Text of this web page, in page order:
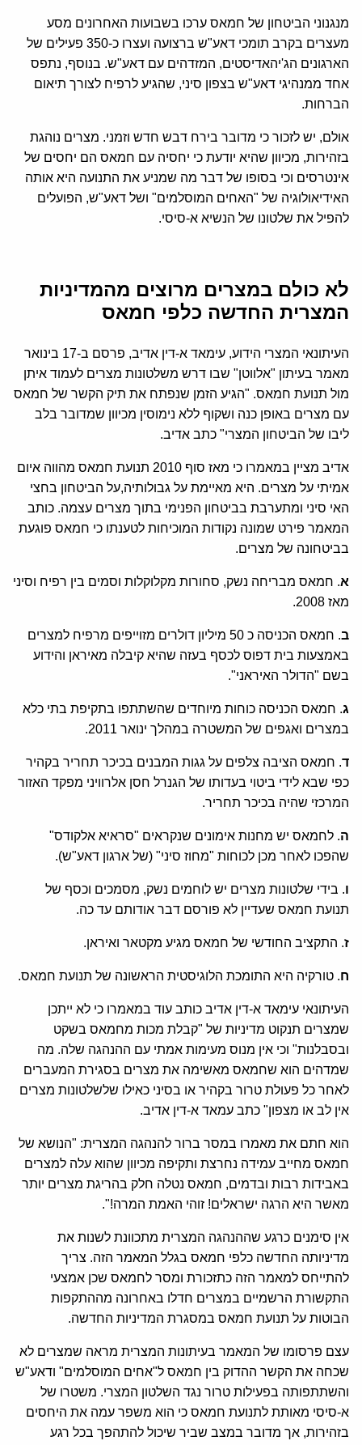
מנגנוני הביטחון של חמאס ערכו בשבועות האחרונים מסע
מעצרים בקרב תומכי דאע"ש ברצועה ועצרו כ-350 פעילים של
הארגונים הג'יהאדיסטים, המזדהים עם דאע"ש. בנוסף, נתפס
אחד ממנהיגי דאע"ש בצפון סיני, שהגיע לרפיח לצורך תיאום
הברחות.
אולם, יש לזכור כי מדובר בירח דבש חדש וזמני. מצרים נוהגת
בזהירות, מכיוון שהיא יודעת כי יחסיה עם חמאס הם יחסים של
אינטרסים וכי בסופו של דבר מה שמניע את התנועה היא אותה
האידיאולוגיה של "האחים המוסלמים" ושל דאע"ש, הפועלים
להפיל את שלטונו של הנשיא א-סיסי.
לא כולם במצרים מרוצים מהמדיניות
המצרית החדשה כלפי חמאס
העיתונאי המצרי הידוע, עימאד א-דין אדיב, פרסם ב-17 בינואר
מאמר בעיתון "אלווטן" שבו דרש משלטונות מצרים לעמוד איתן
מול תנועת חמאס. "הגיע הזמן שנפתח את תיק הקשר של חמאס
עם מצרים באופן כנה ושקוף ללא נימוסין מכיוון שמדובר בלב
ליבו של הביטחון המצרי" כתב אדיב.
אדיב מציין במאמרו כי מאז סוף 2010 תנועת חמאס מהווה איום
אמיתי על מצרים. היא מאיימת על גבולותיה,על הביטחון בחצי
האי סיני ומתערבת בביטחון הפנימי בתוך מצרים עצמה. כותב
המאמר פירט שמונה נקודות המוכיחות לטענתו כי חמאס פוגעת
בביטחונה של מצרים.
א. חמאס מבריחה נשק, סחורות מקלוקלות וסמים בין רפיח וסיני
מאז 2008.
ב
. חמאס הכניסה כ 50 מיליון דולרים מזוייפים מרפיח למצרים
באמצעות בית דפוס לכסף בעזה שהיא קיבלה מאיראן והידוע
בשם "הדולר האיראני".
ג. חמאס הכניסה כוחות מיוחדים שהשתתפו בתקיפת בתי כלא
במצרים ואגפים של המשטרה במהלך ינואר 2011.
ד. חמאס הציבה צלפים על גגות המבנים בכיכר תחריר בקהיר
כפי שבא לידי ביטוי בעדותו של הגנרל חסן אלרוויני מפקד האזור
המרכזי שהיה בכיכר תחריר.
ה. לחמאס יש מחנות אימונים שנקראים "סראיא אלקודס"
שהפכו לאחר מכן לכוחות "מחוז סיני" (של ארגון דאע"ש).
ו. בידי שלטונות מצרים יש לוחמים נשק, מסמכים וכסף של
תנועת חמאס שעדיין לא פורסם דבר אודותם עד כה.
ז. התקציב החודשי של חמאס מגיע מקטאר ואיראן.
ח. טורקיה היא התומכת הלוגיסטית הראשונה של תנועת חמאס.
העיתונאי עימאד א-דין אדיב כותב עוד במאמרו כי לא ייתכן
שמצרים תנקוט מדיניות של "קבלת מכות מחמאס בשקט
ובסבלנות" וכי אין מנוס מעימות אמתי עם ההנהגה שלה. מה
שמדהים הוא שחמאס מאשימה את מצרים בסגירת המעברים
לאחר כל פעולת טרור בקהיר או בסיני כאילו שלשלטונות מצרים
אין לב או מצפון" כתב עמאד א-דין אדיב.
הוא חתם את מאמרו במסר ברור להנהגה המצרית: "הנושא של
חמאס מחייב עמידה נחרצת ותקיפה מכיוון שהוא עלה למצרים
באבידות רבות ובדמים, חמאס נטלה חלק בהריגת מצרים יותר
מאשר היא הרגה ישראלים! זוהי האמת המרה!".
אין סימנים כרגע שההנהגה המצרית מתכוונת לשנות את
מדיניותה החדשה כלפי חמאס בגלל המאמר הזה. צריך
להתייחס למאמר הזה כתזכורת ומסר לחמאס שכן אמצעי
התקשורת הרשמיים במצרים חדלו באחרונה מההתקפות
הבוטות על תנועת חמאס במסגרת המדיניות החדשה.
עצם פרסומו של המאמר בעיתונות המצרית מראה שמצרים לא
שכחה את הקשר ההדוק בין חמאס ל"אחים המוסלמים" ודאע"ש
והשתתפותה בפעילות טרור נגד השלטון המצרי. משטרו של
א-סיסי מאותת לתנועת חמאס כי הוא משפר עמה את היחסים
בזהירות, אך מדובר במצב שביר שיכול להתהפך בכל רגע